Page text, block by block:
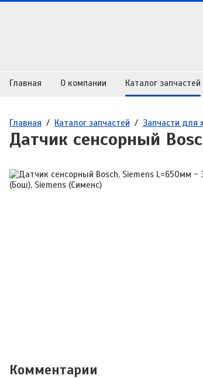
Главная О компании Каталог запчастей
Главная / Каталог запчастей / Запчасти для
Датчик сенсорный
Комментарии